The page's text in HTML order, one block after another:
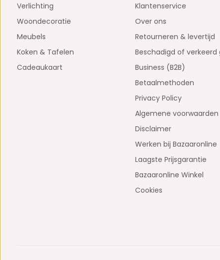
Verlichting
Woondecoratie
Meubels
Koken & Tafelen
Cadeaukaart
Klantenservice
Over ons
Retourneren & levertijd
Beschadigd of verkeerd
Business (B2B)
Betaalmethoden
Privacy Policy
Algemene voorwaarden
Disclaimer
Werken bij Bazaaronline
Laagste Prijsgarantie
Bazaaronline Winkel
Cookies